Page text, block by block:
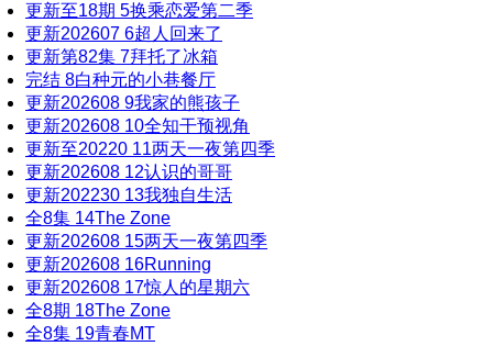
更新至18期 5换乘恋爱第二季
更新202607 6超人回来了
更新第82集 7拜托了冰箱
完结 8白种元的小巷餐厅
更新202608 9我家的熊孩子
更新202608 10全知干预视角
更新至20220 11两天一夜第四季
更新202608 12认识的哥哥
更新202230 13我独自生活
全8集 14The Zone
更新202608 15两天一夜第四季
更新202608 16Running
更新202608 17惊人的星期六
全8期 18The Zone
全8集 19青春MT